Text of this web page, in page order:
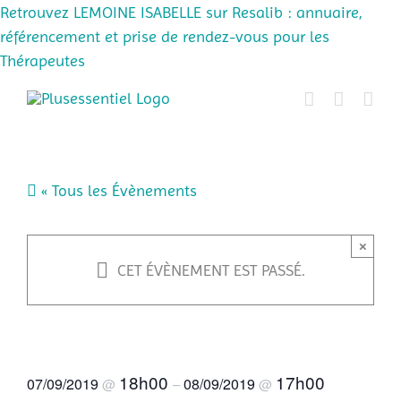
Retrouvez LEMOINE ISABELLE sur Resalib : annuaire,
référencement et prise de rendez-vous pour les
Thérapeutes
« Tous les Évènements
CET ÉVÈNEMENT EST PASSÉ.
×
07/09/2019 @ 18h00 –08/09/2019 @ 17h00